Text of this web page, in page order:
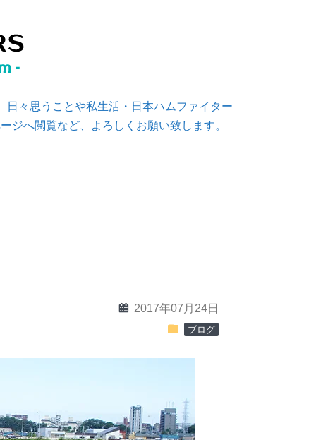
々思うことや私生活・日本ハムファイター
ジへ閲覧など、よろしくお願い致します。
calendar 2017年07月24日
folder ブログ